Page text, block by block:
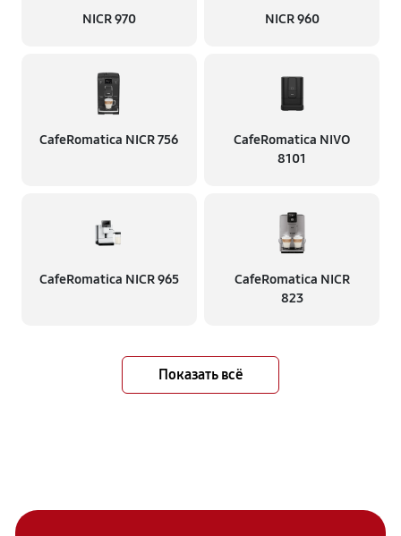
NICR 970 NICR 960
CafeRomatica NICR 756
CafeRomatica NIVO
8101
CafeRomatica NICR 965
CafeRomatica NICR
823
Показать всё